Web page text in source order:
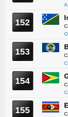
152
153
154
155